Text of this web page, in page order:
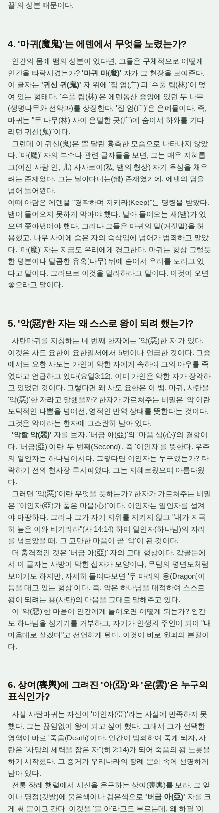
끌'의 성분 때문이다.
4. '마귀(魔鬼)'는 에덴에서 무엇을 노렸는가?
인간의 몸에 뱀의 성분이 있다면, 그들은 구체적으로 어떻게
인간을 타락시켰는가? '마귀 마(魔)' 자가 그 현장을 보여준다.
이 글자는 '귀신 귀(鬼)' 자 위에 '집 엄(广)'과 '수풀 림(林)'이 덮
여 있는 형태다. '수풀 림(林)'은 에덴동산 중앙에 있던 두 나무
(생명나무와 선악과)를 상징한다. '집 엄(广)'은 은폐물이다. 즉,
마귀는 "두 나무(林) 사이 은밀한 곳(广)에 숨어서 하와를 기다
리던 귀신(鬼)"이다.
그런데 이 귀신(鬼)은 뿔 달린 흉측한 모습으로 나타나지 않았
다. '마(魔)' 자의 부수나 관련 글자들을 보면, 그는 매우 지혜롭
고(어진 사람 인, 儿) 사사로이(私, 뱀의 형상) 자기 욕심을 채우
려는 존재였다. 그는 날아다니는(飛) 존재였기에, 에덴의 담을
넘어 들어왔다.
이때 아담은 에덴을 "경작하며 지키라(Keep)"는 명령을 받았다.
뱀이 들어오지 못하게 막아야 했다. 날아 들어오는 새(뱀)가 있
으면 쫓아냈어야 했다. 그러나 그들은 마귀의 말(거짓말)을 허
용했고, 나무 사이에 숨은 자의 속삭임에 넘어가 범죄하고 말았
다. '마(魔)' 자는 지금도 우리에게 경고한다. 마귀는 항상 그럴듯
한 명분이나 달콤한 유혹(나무) 뒤에 숨어서 우리를 노리고 있
다고 말이다. 그러므로 이것을 멀리하라고 말이다. 이것이 오면
쫓으라고 말이다.
5. '악(惡)'한 자는 왜 스스로 왕이 되려 했는가?
사탄마귀를 지칭하는 네 번째 한자에는 '악(惡)한 자'가 있다.
이것은 사도 요한이 요한일서에서 5번이나 언급한 것이다. 그중
에서도 요한 사도는 가인이 악한 자에게 속하여 그의 아우를 죽
였다고 언급하고 있다(요일3:12). 이미 가인은 악한 자가 장악하
고 있었던 것이다. 그렇다면 왜 사도 요한은 이 뱀, 마귀, 사탄을
'악(惡)'한 자라고 말했을까? 한자가 가르쳐주는 비밀은 '악'이란
도덕적인 나쁨을 넘어선, 영적인 반역 상태를 뜻한다는 것이다.
그것은 악이라는 한자에 고스란히 남아 있다.
'악할 악(惡)' 자를 보자. '버금 아(亞)'와 '마음 심(心)'의 결합이
다. '버금(亞)'이란 '두 번째(Second)', 즉 '이인자'를 뜻한다. 우주
의 일인자는 하나님이시다. 그렇다면 이인자는 누구였는가? 타
락하기 전의 천사장 루시퍼였다. 그는 지혜로웠으며 아름다웠
다.
그러면 '악(惡)'이란 무엇을 뜻하는가? 한자가 가르쳐주는 비밀
은 "이인자(亞)가 품은 마음(心)"이다. 이인자는 일인자를 섬겨
야 마땅하다. 그러나 그가 자기 지위를 지키지 않고 "내가 지극
히 높은 이와 비기리라"(사 14:14) 하며 일인자(하나님)의 자리
를 넘보았을 때, 그 교만한 마음이 곧 '악'이 된 것이다.
더 충격적인 것은 '버금 아(亞)' 자의 고대 형상이다. 갑골문에
서 이 글자는 사방이 막힌 십자가 모양이나, 무덤의 평면도처럼
보이기도 하지만, 자세히 들여다보면 '두 마리의 용(Dragon)이
등을 대고 있는 형상'이다. 즉, 악은 하나님을 대적하여 스스로
왕이 되려는 용(사탄)의 마음을 그대로 말해주고 있다.
이 '악(惡)'한 마음이 인간에게 들어오면 어떻게 되는가? 인간
도 하나님을 섬기기를 거부하고, 자기가 인생의 주인이 되어 "내
마음대로 살겠다"고 선언하게 된다. 이것이 바로 원죄의 본질이
다.
6. 상여(喪輿)에 그려진 '아(亞)'와 '운(雲)'은 누구의
표식인가?
사실 사탄마귀는 자신이 '이인자(亞)'라는 사실에 만족하지 못
했다. 그는 끊임없이 왕이 되고 싶어 했다. 그래서 그가 선택한
영역이 바로 '죽음(Death)'이다. 인간이 범죄하여 죽게 되자, 사
탄은 "사망의 세력을 잡은 자"(히 2:14)가 되어 죽음의 왕 노릇을
하기 시작했다. 그 증거가 우리나라의 장례 문화 속에 선명하게
남아 있다.
전통 장례 행렬에서 시신을 운구하는 상여(喪輿)를 보라. 그 앞
이나 명정(깃발)에 붉은색이나 검은색으로 '버금 아(亞)' 자를 크
게 써 붙이고 간다. 이것을 '불 아'라고도 부르는데, 왜 하필 '이